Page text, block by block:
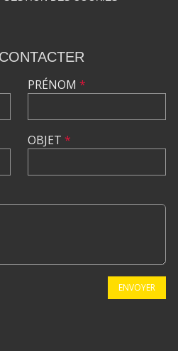
PRÉNOM *
OBJET *
ENVOYER